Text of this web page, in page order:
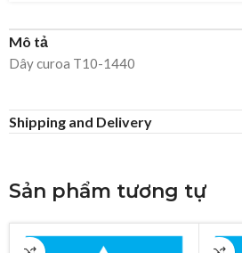
Mô tả
Dây curoa T10-1440
Shipping and Delivery
Sản phẩm tương tự